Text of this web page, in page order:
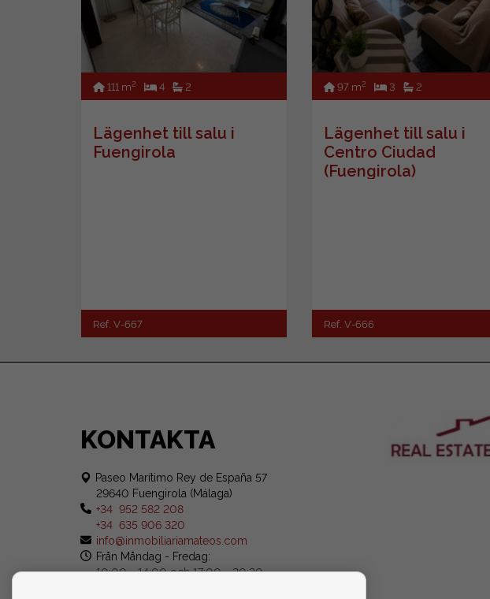
111 m2 4 2
Lägenhet till salu i
Fuengirola
Ref. V-667
97 m2 3 2
Lägenhet till salu i
Centro Ciudad
(Fuengirola)
Ref. V-666
KONTAKTA
Paseo Marítimo Rey de España 57
29640 Fuengirola (Málaga)
+34 952 582 208
+34 635 906 320
info@inmobiliariamateos.com
Från Måndag - Fredag:
10:00 - 14:00 och 17:00 - 20:30